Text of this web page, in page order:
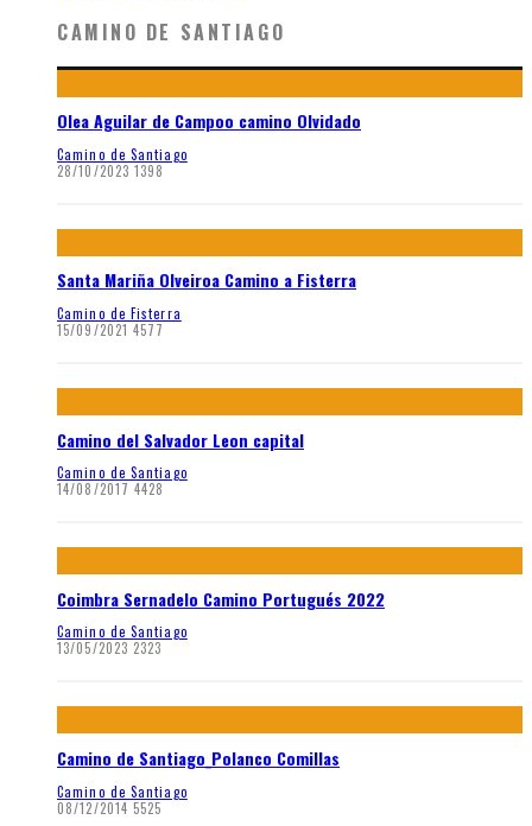
CAMINO DE SANTIAGO
Olea Aguilar de Campoo camino Olvidado
Camino de Santiago
28/10/2023 1398
Santa Mariña Olveiroa Camino a Fisterra
Camino de Fisterra
15/09/2021 4577
Camino del Salvador Leon capital
Camino de Santiago
14/08/2017 4428
Coimbra Sernadelo Camino Portugués 2022
Camino de Santiago
13/05/2023 2323
Camino de Santiago_Polanco Comillas
Camino de Santiago
08/12/2014 5525